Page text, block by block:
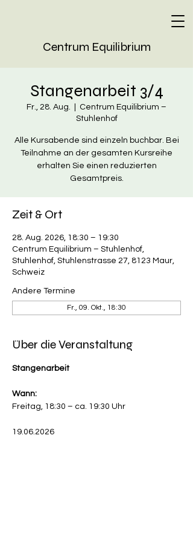
Centrum Equilibrium
Stangenarbeit 3/4
Fr., 28. Aug.
Centrum Equilibrium –
Stuhlenhof
Alle Kursabende sind einzeln buchbar. Bei
Teilnahme an der gesamten Kursreihe
erhalten Sie einen reduzierten
Gesamtpreis.
Zeit & Ort
28. Aug. 2026, 18:30 – 19:30
Centrum Equilibrium – Stuhlenhof,
Stuhlenhof, Stuhlenstrasse 27, 8123 Maur,
Schweiz
Andere Termine
Fr., 09. Okt., 18:30
Über die Veranstaltung
Stangenarbeit
Wann:
Freitag, 18:30 – ca. 19:30 Uhr
19.06.2026